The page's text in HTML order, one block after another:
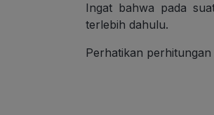
Ingat bahwa pada
terlebih dahulu.
Perhatikan